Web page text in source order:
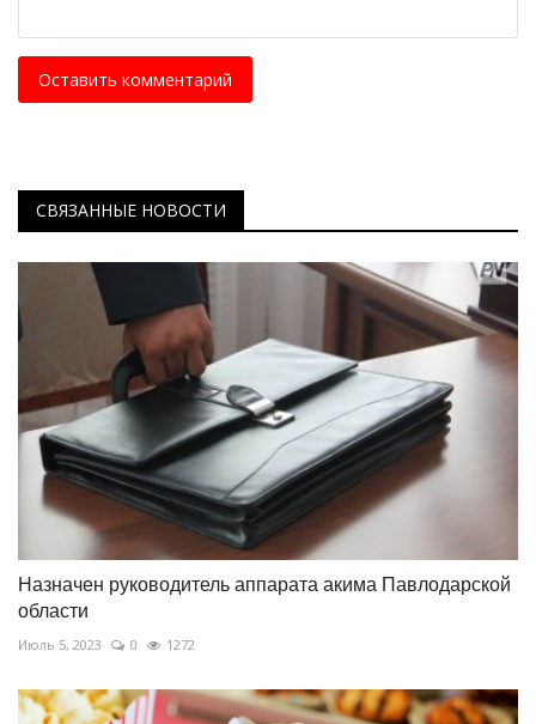
Оставить комментарий
СВЯЗАННЫЕ НОВОСТИ
Назначен руководитель аппарата акима Павлодарской
области
Июль 5, 2023 0 1272